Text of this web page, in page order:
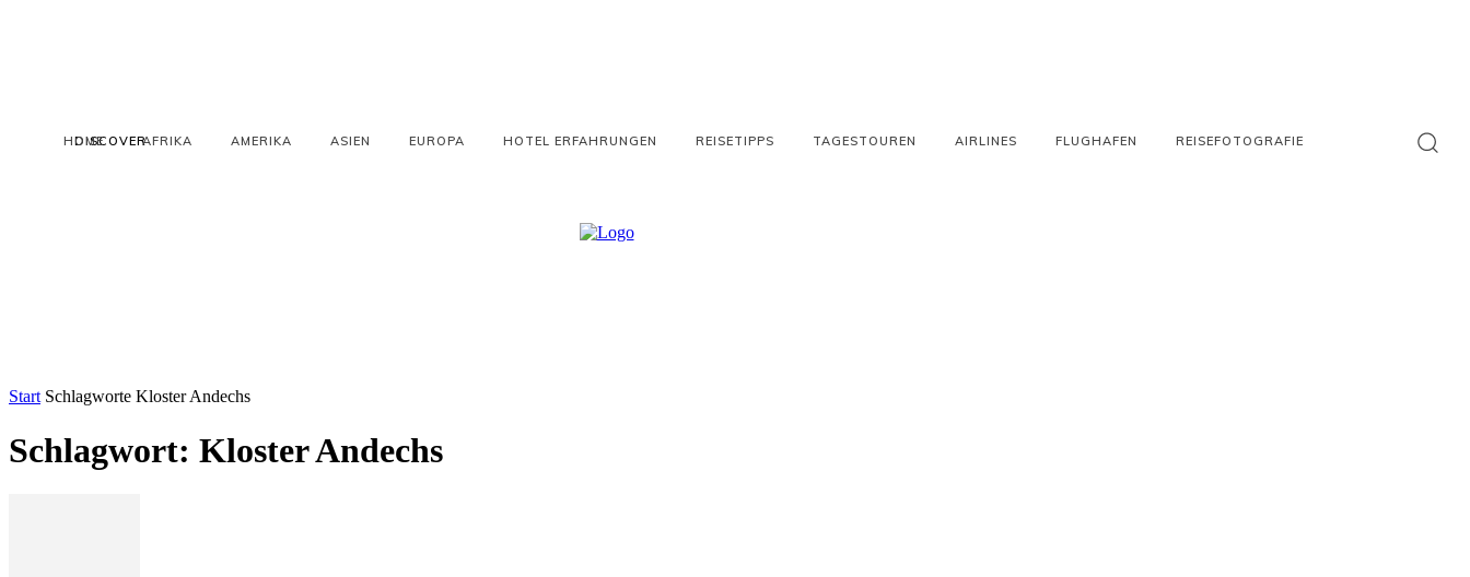
DISCOVER
HOME AFRIKA AMERIKA ASIEN EUROPA HOTEL ERFAHRUNGEN REISETIPPS TAGESTOUREN AIRLINES FLUGHAFEN REISEFOTOGRAFIE
Start Schlagworte Kloster Andechs
Schlagwort: Kloster Andechs